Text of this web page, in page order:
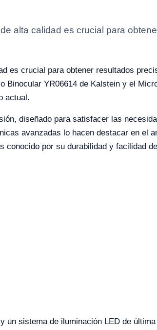
alta calidad es crucial para
es crucial para obtener resultados
Binocular YR06614 de Kalstein y el
actual.
diseñado para satisfacer las
avanzadas lo hacen destacar en el
por su durabilidad y facilidad
un sistema de iluminación LED de